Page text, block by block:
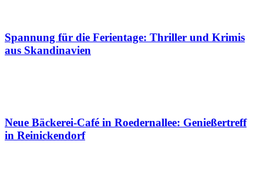
Spannung für die Ferientage: Thriller und Krimis
aus Skandinavien
Neue Bäckerei-Café in Roedernallee: Genießertreff
in Reinickendorf